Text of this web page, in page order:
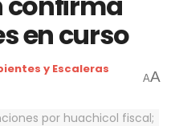
en curso
y Escaleras
AA